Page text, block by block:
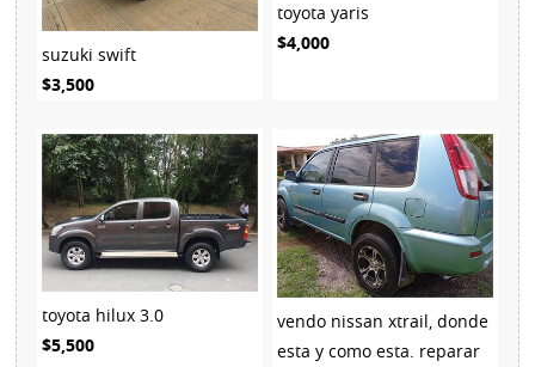
suzuki swift
$3,500
toyota yaris
$4,000
toyota hilux 3.0
$5,500
vendo nissan xtrail, donde
esta y como esta. reparar